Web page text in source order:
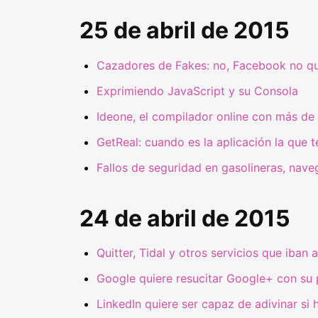
25 de abril de 2015
Cazadores de Fakes: no, Facebook no
Exprimiendo JavaScript y su Consola
Ideone, el compilador online con más
GetReal: cuando es la aplicación la que
Fallos de seguridad en gasolineras,
24 de abril de 2015
Quitter, Tidal y otros servicios que iban
Google quiere resucitar Google+ con
LinkedIn quiere ser capaz de adivinar si